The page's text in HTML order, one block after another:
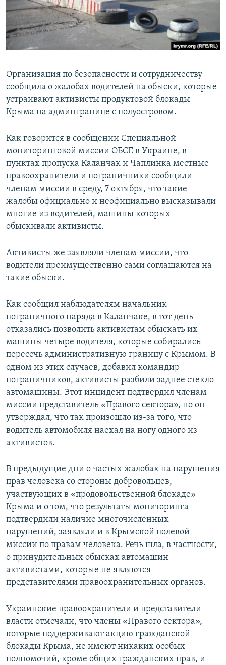
ПОБЕДИТЕЛЕЙ НЕ СУДЯТ?
КРЫМ.НЕПОКОРЕННЫЙ
ELIFBE
ПРИСОЕДИНЯЙТЕСЬ!
Все сайты RFE/RL
Организация по безопасности и сотрудничеству
сообщила о жалобах водителей на обыски, которые
устраивают активисты продуктовой блокады
Крыма на админгранице с полуостровом.
Как говорится в сообщении Специальной
мониторинговой миссии ОБСЕ в Украине, в
пунктах пропуска Каланчак и Чаплинка местные
правоохранители и пограничники сообщили
членам миссии в среду, 7 октября, что такие
жалобы официально и неофициально высказывали
многие из водителей, машины которых
обыскивали активисты.
Активисты же заявляли членам миссии, что
водители преимущественно сами соглашаются на
такие обыски.
Как сообщил наблюдателям начальник
пограничного наряда в Каланчаке, в тот день
отказались позволить активистам обыскать их
машины четыре водителя, которые собирались
пересечь административную границу с Крымом. В
одном из этих случаев, добавил командир
пограничников, активисты разбили заднее стекло
автомашины. Этот инцидент подтвердил членам
миссии представитель «Правого сектора», но он
утверждал, что так произошло из-за того, что
водитель автомобиля наехал на ногу одного из
активистов.
В предыдущие дни о частых жалобах на нарушения
прав человека со стороны добровольцев,
участвующих в «продовольственной блокаде»
Крыма и о том, что результаты мониторинга
подтвердили наличие многочисленных
нарушений, заявляли и в Крымской полевой
миссии по правам человека. Речь шла, в частности,
о принудительных обысках автомашин
активистами, которые не являются
представителями правоохранительных органов.
Украинские правоохранители и представители
власти отмечали, что члены «Правого сектора»,
которые поддерживают акцию гражданской
блокады Крыма, не имеют никаких особых
полномочий, кроме общих гражданских прав, и